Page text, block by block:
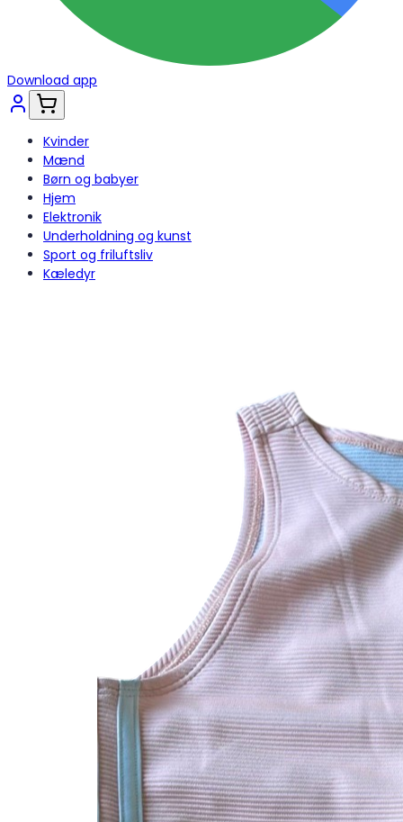
Download app
Kvinder
Mænd
Børn og babyer
Hjem
Elektronik
Underholdning og kunst
Sport og friluftsliv
Kæledyr